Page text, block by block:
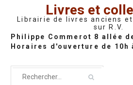
Livres et
Librairie de livres anciens
sur R.V.